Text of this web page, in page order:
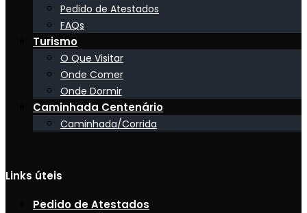
Pedido de Atestados
FAQs
Turismo
O Que Visitar
Onde Comer
Onde Dormir
Caminhada Centenário
Caminhada/Corrida
Links úteis
Pedido de Atestados